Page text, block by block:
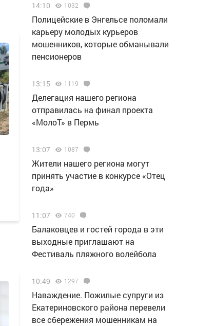
14:10 1032
Полицейские в Энгельсе поломали
карьеру молодых курьеров
мошенников, которые обманывали
пенсионеров
13:15 1119
Делегация нашего региона
отправилась на финал проекта
«МолоТ» в Пермь
13:07 1087
Жители нашего региона могут
принять участие в конкурсе «Отец
года»
11:07 740
Балаковцев и гостей города в эти
выходные приглашают на
Фестиваль пляжного волейбола
10:49 1297
Наваждение. Пожилые супруги из
Екатериновского района перевели
все сбережения мошенникам на